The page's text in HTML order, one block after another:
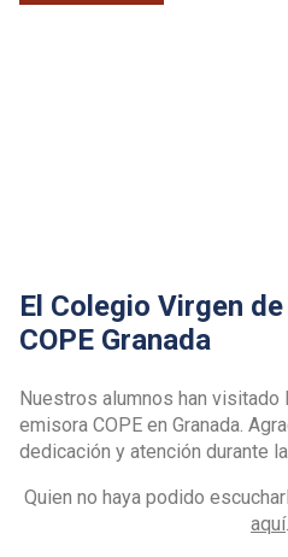
El Colegio Virgen
COPE Granada
Nuestros alumnos han
emisora COPE en Granada.
dedicación y atención durante
Quien no haya podido
aquí.